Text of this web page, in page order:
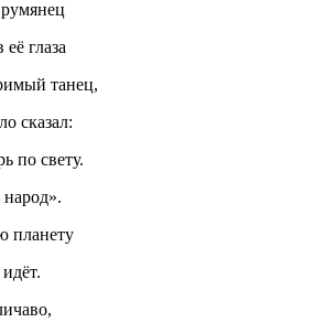
глаза
танец,
сказал:
по свету.
народ».
планету